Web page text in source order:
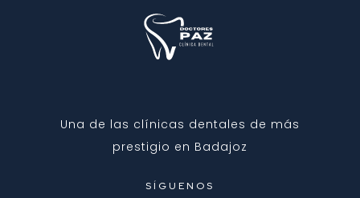
Una de las clínicas dentales de más
prestigio en Badajoz
SÍGUENOS